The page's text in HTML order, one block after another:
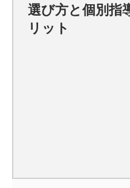
選び方と個別指
リット